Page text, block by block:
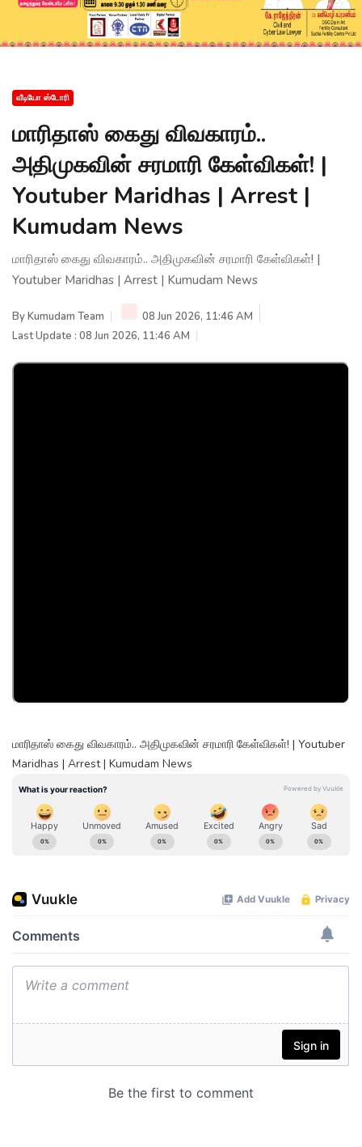
வீடியோ ஸ்டோரி
மாரிதாஸ் கைது விவகாரம்..
அதிமுகவின் சரமாரி கேள்விகள்! |
Youtuber Maridhas | Arrest |
Kumudam News
மாரிதாஸ் கைது விவகாரம்.. அதிமுகவின் சரமாரி கேள்விகள்! |
Youtuber Maridhas | Arrest | Kumudam News
ByKumudam Team
08 Jun 2026, 11:46 AM
Last Update : 08 Jun 2026, 11:46 AM
மாரிதாஸ் கைது விவகாரம்.. அதிமுகவின் சரமாரி கேள்விகள்! | Youtuber
Maridhas | Arrest | Kumudam News